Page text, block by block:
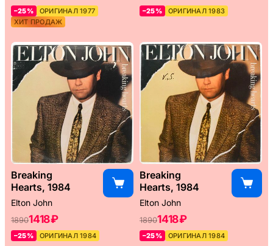
–25%
ОРИГИНАЛ 1977
ХИТ ПРОДАЖ
–25% ОРИГИНАЛ 1983
Breaking
Hearts, 1984
Elton John
18901418 ₽
–25% ОРИГИНАЛ 1984
Breaking
Hearts, 1984
Elton John
18901418 ₽
–25% ОРИГИНАЛ 1984